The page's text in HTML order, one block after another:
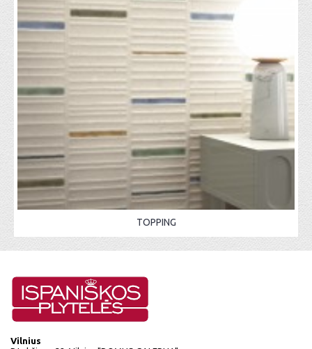
TOPPING
Vilnius